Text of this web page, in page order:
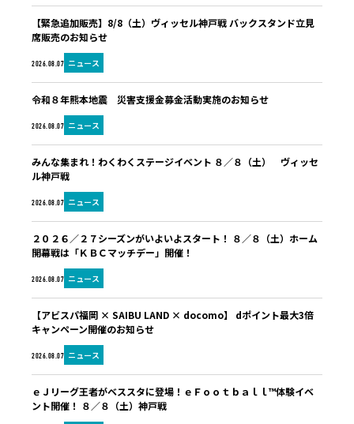
2026.08.07 ニュース
【緊急追加販売】8/8（土）ヴィッセル神戸戦 バックスタンド立見
席販売のお知らせ
2026.08.07 ニュース
令和８年熊本地震 災害支援金募金活動実施のお知らせ
2026.08.07 ニュース
みんな集まれ！わくわくステージイベント ８／８（土） ヴィッセ
ル神戸戦
2026.08.07 ニュース
２０２６／２７シーズンがいよいよスタート！ ８／８（土）ホーム
開幕戦は「ＫＢＣマッチデー」開催！
2026.08.07 ニュース
【アビスパ福岡 × SAIBU LAND × docomo】 dポイント最大3倍
キャンペーン開催のお知らせ
ｅＪリーグ王者がベススタに登場！ｅＦｏｏｔｂａｌｌ™体験イベ
ント開催！ ８／８（土）神戸戦